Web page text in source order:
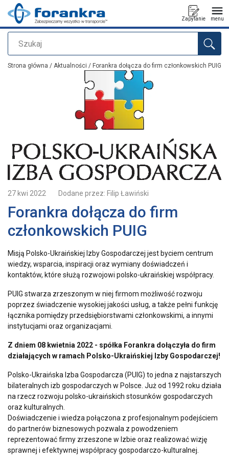
Szukaj
Zapytanie menu
Dodano do zapytania
Strona główna / Aktualności / Forankra dołącza do firm członkowskich PUIG
27 kwi 2022 Dodane przez: Filip Ławiński
Forankra dołącza do firm
członkowskich PUIG
Misją Polsko-Ukraińskiej Izby Gospodarczej jest byciem centrum
wiedzy, wsparcia, inspiracji oraz wymiany doświadczeń i
kontaktów, które służą rozwojowi polsko-ukraińskiej współpracy.
PUIG stwarza zrzeszonym w niej firmom możliwość rozwoju
poprzez świadczenie wysokiej jakości usług, a także pełni funkcję
łącznika pomiędzy przedsiębiorstwami członkowskimi, a innymi
instytucjami oraz organizacjami.
Z dniem 08 kwietnia 2022 - spółka Forankra dołączyła do firm
działających w ramach Polsko-Ukraińskiej Izby Gospodarczej!
Polsko-Ukraińska Izba Gospodarcza (PUIG) to jedna z najstarszych
bilateralnych izb gospodarczych w Polsce. Już od 1992 roku działa
na rzecz rozwoju polsko-ukraińskich stosunków gospodarczych
oraz kulturalnych.
Doświadczenie i wiedza połączona z profesjonalnym podejściem
do partnerów biznesowych pozwala z powodzeniem
reprezentować firmy zrzeszone w Izbie oraz realizować wizję
sprawnej i efektywnej współpracy gospodarczo-kulturalnej.